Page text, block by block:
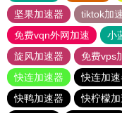
坚果加速器
tiktok加
免费vqn外网加速
小
旋风加速器
免费vps
快连加速器
快连加
快鸭加速器
快柠檬